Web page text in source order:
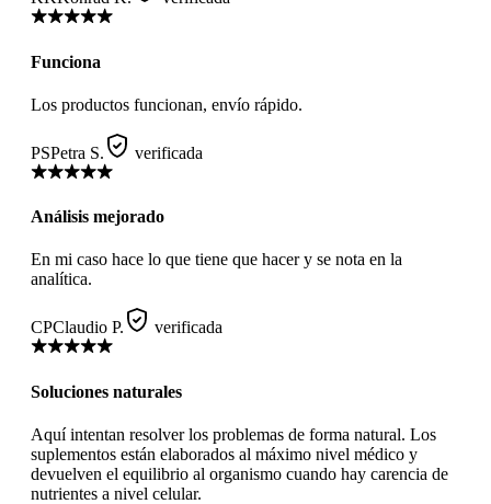
Funciona
Los productos funcionan, envío rápido.
PSPetra S. verificada
Análisis mejorado
En mi caso hace lo que tiene que hacer y se nota en la
analítica.
CPClaudio P. verificada
Soluciones naturales
Aquí intentan resolver los problemas de forma natural. Los
suplementos están elaborados al máximo nivel médico y
devuelven el equilibrio al organismo cuando hay carencia de
nutrientes a nivel celular.